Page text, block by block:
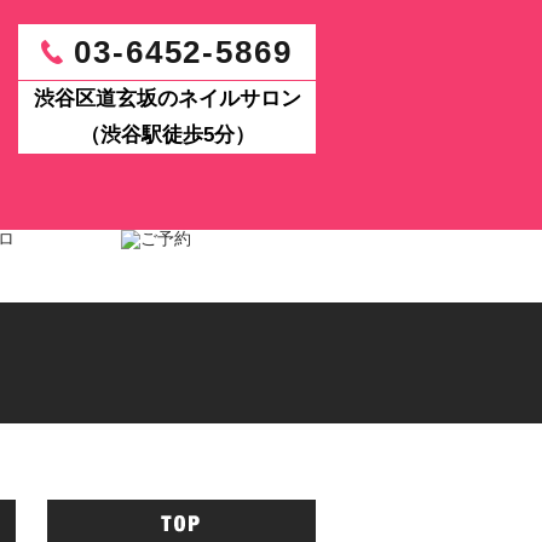
03-6452-5869
渋谷区道玄坂のネイルサロン
（渋谷駅徒歩5分）
パワーアップ！